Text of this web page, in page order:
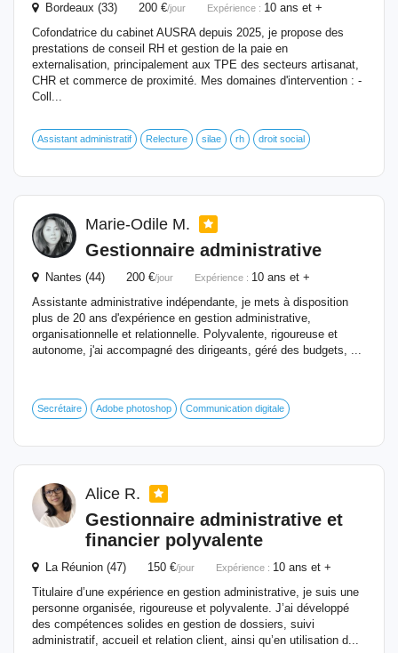
Bordeaux (33) 200 €/jour Expérience : 10 ans et +
Cofondatrice du cabinet AUSRA depuis 2025, je propose des
prestations de conseil RH et gestion de la paie en
externalisation, principalement aux TPE des secteurs artisanat,
CHR et commerce de proximité. Mes domaines d'intervention : -
Coll...
Assistant administratif Relecture silae rh droit social
Marie-Odile M.
Gestionnaire administrative
Nantes (44) 200 €/jour Expérience : 10 ans et +
Assistante administrative indépendante, je mets à disposition
plus de 20 ans d'expérience en gestion administrative,
organisationnelle et relationnelle. Polyvalente, rigoureuse et
autonome, j'ai accompagné des dirigeants, géré des budgets, ...
Secrétaire Adobe photoshop Communication digitale
Alice R.
Gestionnaire administrative et
financier polyvalente
La Réunion (47) 150 €/jour Expérience : 10 ans et +
Titulaire d’une expérience en gestion administrative, je suis une
personne organisée, rigoureuse et polyvalente. J’ai développé
des compétences solides en gestion de dossiers, suivi
administratif, accueil et relation client, ainsi qu’en utilisation d...